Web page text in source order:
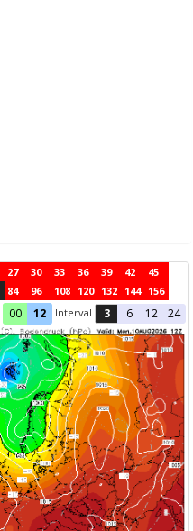
27 30 33 36 39 42
45
84 96 108 120 132 144 156
00 12 Interval 3 6 12 24